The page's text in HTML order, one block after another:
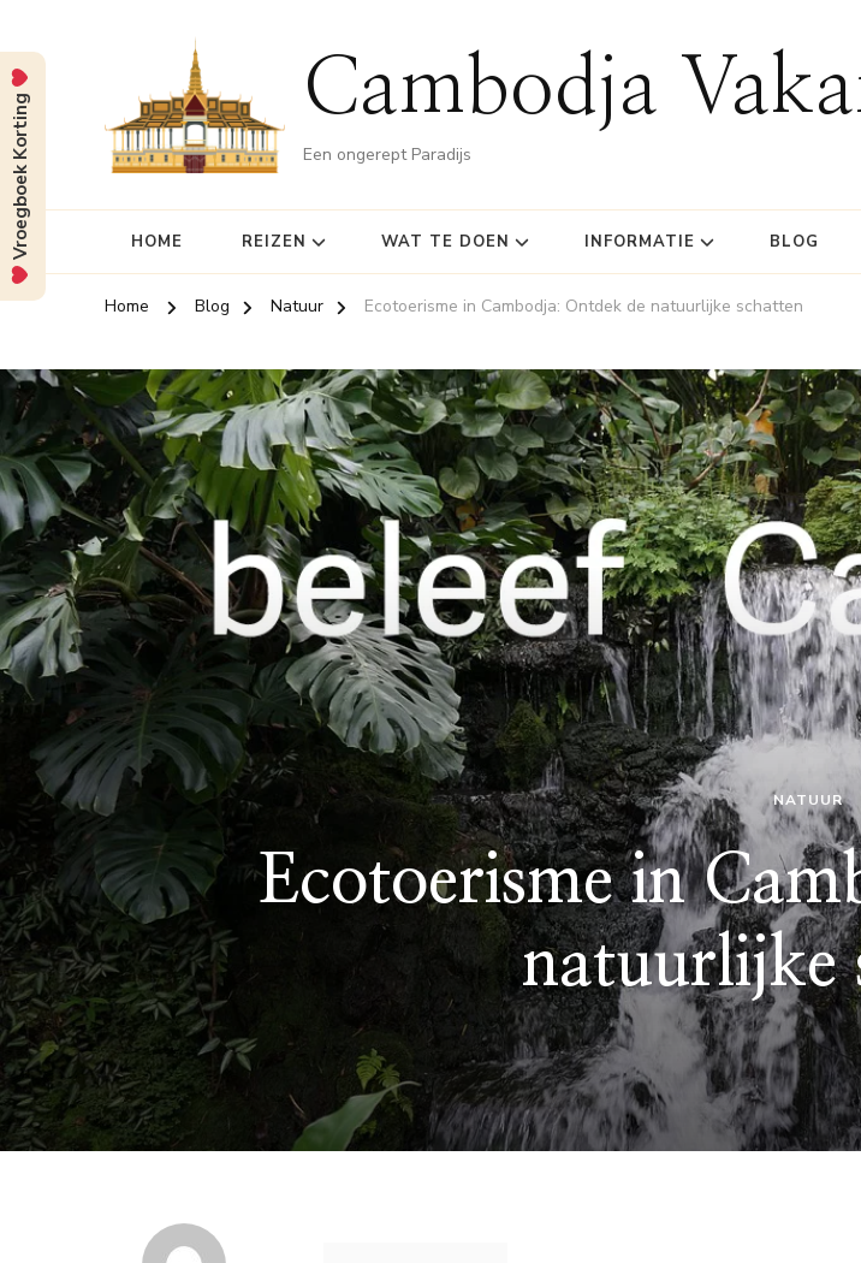
Cambodja
Een ongerept Paradijs
HOME REIZEN WAT TE DOEN INFORMATIE BLOG
Home Blog Natuur Ecotoerisme in Cambodja: Ontdek de natuurlijke schatten
NATUUR
Ecotoerisme in
natuurlijke
Vroegboek Korting